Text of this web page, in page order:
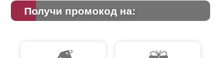
каталог RAL и многообразные фактуры на любой
Получи промокод на: